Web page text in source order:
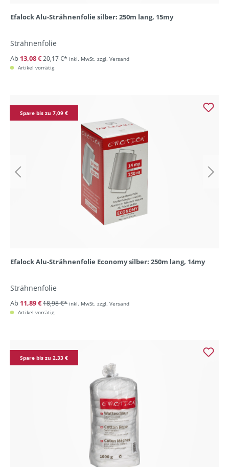
Efalock Alu-Strähnenfolie silber: 250m lang, 15my
Strähnenfolie
Ab 13,08 €20,17 €* inkl. MwSt. zzgl. Versand
Artikel vorrätig
Spare bis zu 7,09 €
Efalock Alu-Strähnenfolie Economy silber: 250m lang, 14my
Strähnenfolie
Ab 11,89 €18,98 €* inkl. MwSt. zzgl. Versand
Artikel vorrätig
Spare bis zu 2,33 €